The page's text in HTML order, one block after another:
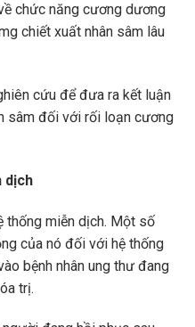
chức năng cương dương
chiết xuất nhân sâm lâu
cứu để đưa ra kết luận
sâm đối với rối loạn cương
dịch
thống miễn dịch. Một số
của nó đối với hệ thống
bệnh nhân ung thư đang
trị.